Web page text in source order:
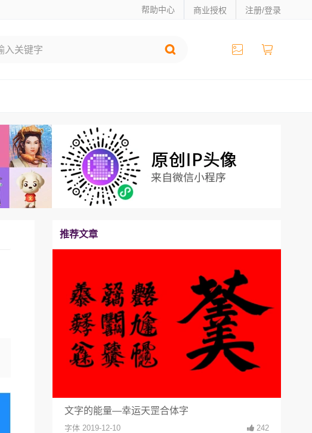
商业授权 注册/登录
帮助中心
推荐文章
文字的能量—幸运天罡合体字
字体 2019-12-10 242